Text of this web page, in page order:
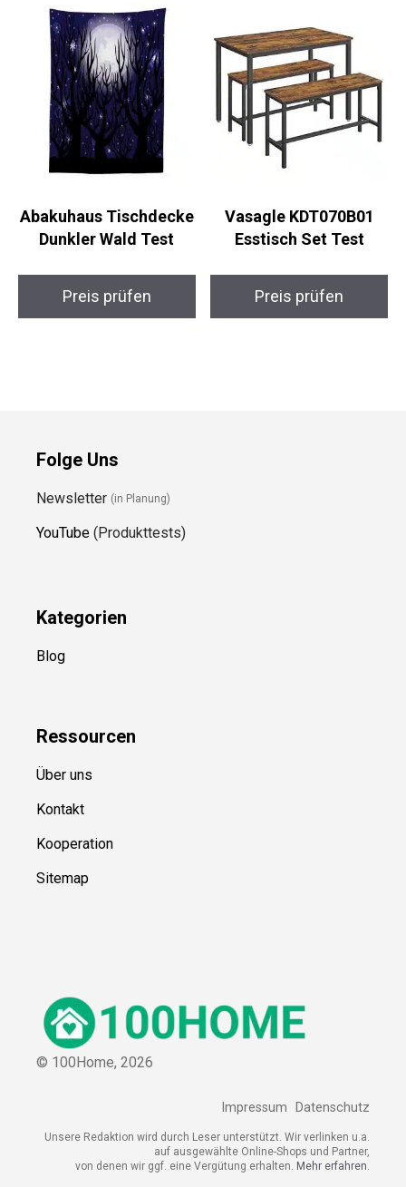
Abakuhaus Tischdecke
Dunkler Wald Test
Preis prüfen
Vasagle KDT070B01
Esstisch Set Test
Preis prüfen
Folge Uns
Newsletter (in Planung)
YouTube (Produkttests)
Kategorien
Blog
Ressourcen
Über uns
Kontakt
Kooperation
Sitemap
© 100Home, 2026
Impressum Datenschutz
Unsere Redaktion wird durch Leser unterstützt. Wir verlinken u.a.
auf ausgewählte Online-Shops und Partner,
von denen wir ggf. eine Vergütung erhalten. Mehr erfahren.